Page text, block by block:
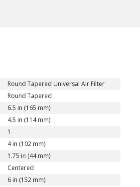
Round Tapered Universal Air Filter
Round Tapered
6.5 in (165 mm)
4.5 in (114 mm)
1
4 in (102 mm)
1.75 in (44 mm)
Centered
6 in (152 mm)